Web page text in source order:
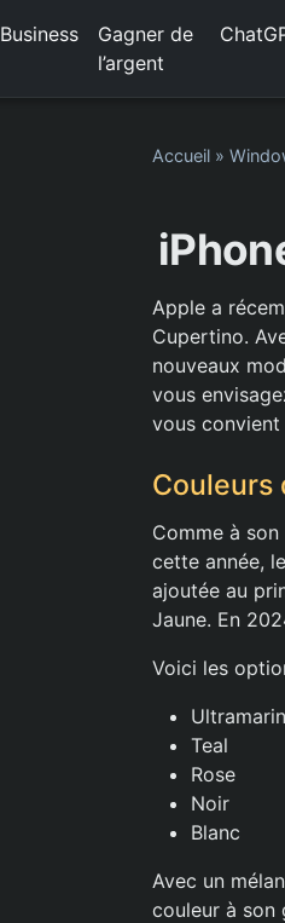
Business
Gagner de
l’argent
Accueil »
Apple a
Cupertino.
nouveaux
vous
vous convient
Couleurs
Comme à
cette année,
ajoutée au
Jaune. En
Voici les
Teal
Rose
Noir
Blanc
Avec un
couleur à son